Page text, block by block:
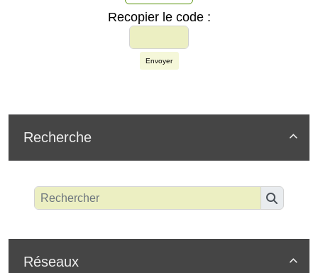
Recopier le code :
Envoyer

Recherche

Réseaux